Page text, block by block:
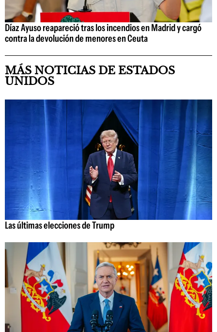
Díaz Ayuso reapareció tras los incendios en Madrid y cargó
contra la devolución de menores en Ceuta
MÁS NOTICIAS DE ESTADOS
UNIDOS
Las últimas elecciones de Trump